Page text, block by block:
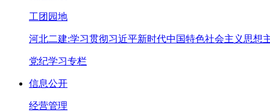
工团园地
河北二建:学习贯彻习近平新时代中国特色社会主义思想
党纪学习专栏
信息公开
经营管理